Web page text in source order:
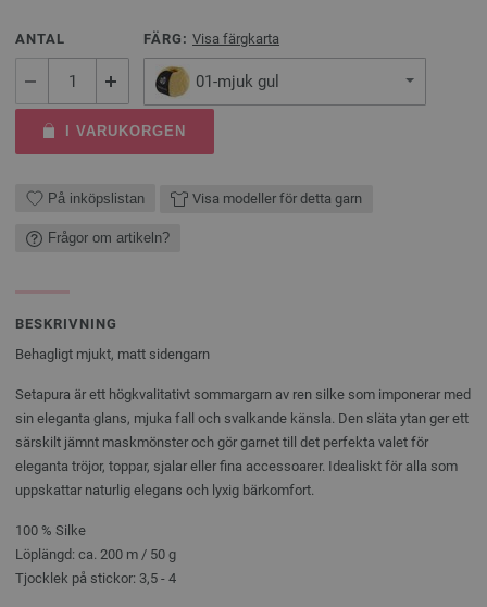
ANTAL FÄRG: Visa färgkarta
01-mjuk gul
I VARUKORGEN
På inköpslistan Visa modeller för detta garn
Frågor om artikeln?
BESKRIVNING
Behagligt mjukt, matt sidengarn
Setapura är ett högkvalitativt sommargarn av ren silke som imponerar med
sin eleganta glans, mjuka fall och svalkande känsla. Den släta ytan ger ett
särskilt jämnt maskmönster och gör garnet till det perfekta valet för
eleganta tröjor, toppar, sjalar eller fina accessoarer. Idealiskt för alla som
uppskattar naturlig elegans och lyxig bärkomfort.
100 % Silke
Löplängd: ca. 200 m / 50 g
Tjocklek på stickor: 3,5 - 4